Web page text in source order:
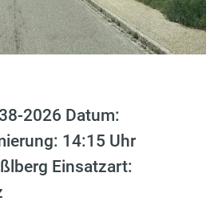
2026 Datum:
14:15 Uhr
Einsatzart: